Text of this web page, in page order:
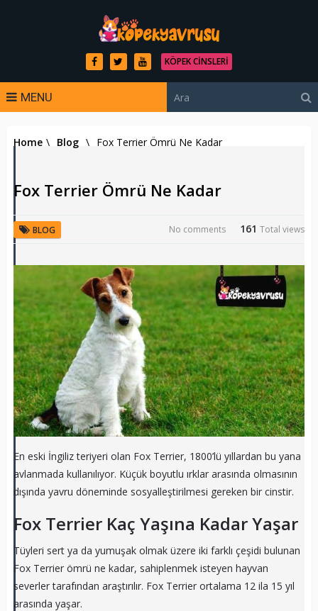
KÖPEK CINSLERI
MENU
Home \ Blog \ Fox Terrier Ömrü Ne Kadar
Fox Terrier Ömrü Ne Kadar
BLOG 161Total views
No comments
En eski İngiliz teriyeri olan Fox Terrier, 1800’lü yıllardan bu yana
avlanmada kullanılıyor. Küçük boyutlu ırklar arasında olmasının
dışında yavru döneminde sosyalleştirilmesi gereken bir cinstir.
Fox Terrier Kaç Yaşına Kadar Yaşar
Tüyleri sert ya da yumuşak olmak üzere iki farklı çeşidi bulunan
Fox Terrier ömrü ne kadar, sahiplenmek isteyen hayvan
severler tarafından araştırılır. Fox Terrier ortalama 12 ila 15 yıl
arasında yaşar.